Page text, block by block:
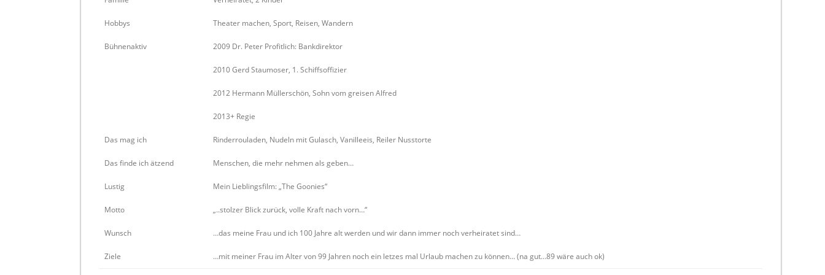
Hobbys Theater machen, Sport, Reisen, Wandern
Bühnenaktiv 2009 Dr. Peter Profitlich: Bankdirektor
2010 Gerd Staumoser, 1. Schiffsoffizier
2012 Hermann Müllerschön, Sohn vom greisen Alfred
2013+ Regie
Das mag ich Rinderrouladen, Nudeln mit Gulasch, Vanilleeis, Reiler Nusstorte
Das finde ich ätzend Menschen, die mehr nehmen als geben…
Lustig Mein Lieblingsfilm: „The Goonies“
Motto „..stolzer Blick zurück, volle Kraft nach vorn…“
Wunsch …das meine Frau und ich 100 Jahre alt werden und wir dann immer noch verheiratet sind…
Ziele …mit meiner Frau im Alter von 99 Jahren noch ein letzes mal Urlaub machen zu können… (na gut…89 wäre auch ok)